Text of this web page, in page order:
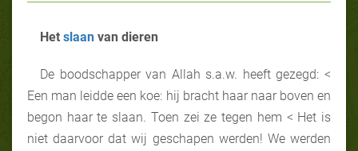
Het slaan van dieren
De boodschapper van Allah s.a.w. heeft gezegd: <
Een man leidde een koe: hij bracht haar naar boven en
begon haar te slaan. Toen zei ze tegen hem < Het is
niet daarvoor dat wij geschapen werden! We werden